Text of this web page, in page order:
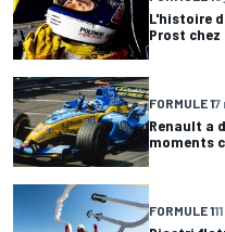
L'histoire
Prost chez
FORMULE 17
Renault a
moments
FORMULE 1